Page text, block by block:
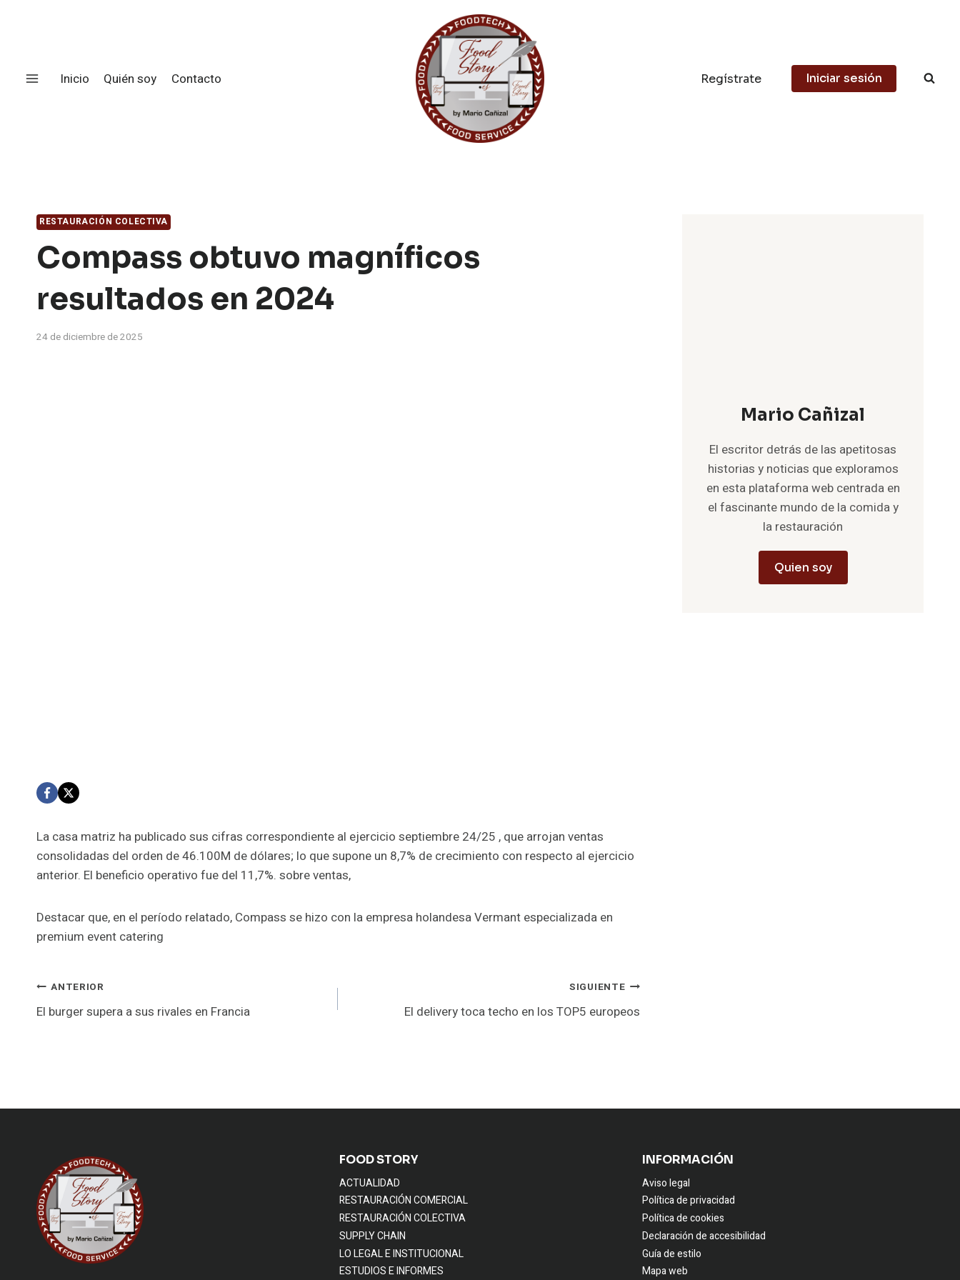
Inicio
Quién soy Contacto Regístrate Iniciar sesión
RESTAURACIÓN COLECTIVA
Compass obtuvo magníficos
resultados en 2024
24 de diciembre de 2025
La casa matriz ha publicado sus cifras correspondiente al ejercicio septiembre 24/25 , que arrojan ventas
consolidadas del orden de 46.100M de dólares; lo que supone un 8,7% de crecimiento con respecto al ejercicio
anterior. El beneficio operativo fue del 11,7%. sobre ventas,
Destacar que, en el período relatado, Compass se hizo con la empresa holandesa Vermant especializada en
premium event catering
Navegación
ANTERIOR
El burger supera a sus rivales en Francia
SIGUIENTE
El delivery toca techo en los TOP5 europeos
Mario Cañizal
El escritor detrás de las apetitosas
historias y noticias que exploramos
en esta plataforma web centrada en
el fascinante mundo de la comida y
la restauración
Quien soy
FOOD STORY
ACTUALIDAD
RESTAURACIÓN COMERCIAL
RESTAURACIÓN COLECTIVA
SUPPLY CHAIN
LO LEGAL E INSTITUCIONAL
ESTUDIOS E INFORMES
INFORMACIÓN
Aviso legal
Política de privacidad
Política de cookies
Declaración de accesibilidad
Guía de estilo
Mapa web